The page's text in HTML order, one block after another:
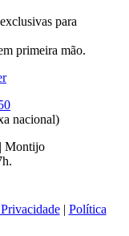
para
primeira mão.
nacional)
Montijo
| Política